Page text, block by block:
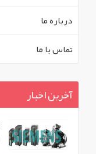
درباره ما
تماس با ما
آخرین اخبار